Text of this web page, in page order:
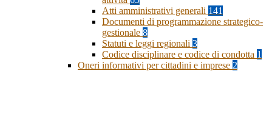
Atti amministrativi generali 141
Documenti di programmazione strategico-
gestionale 8
Statuti e leggi regionali 3
Codice disciplinare e codice di condotta 1
Oneri informativi per cittadini e imprese 2